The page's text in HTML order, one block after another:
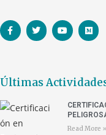
Últimas
Read More »